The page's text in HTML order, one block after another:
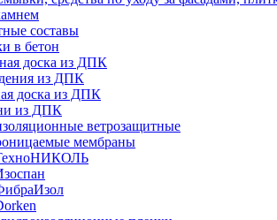
составы
в бетон
доска из ДПК
из ДПК
доска из ДПК
из ДПК
ветрозащитные
мембраны